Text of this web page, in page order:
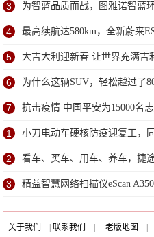
3 为智蓝品质而战，图雅诺智蓝
4 最高续航达580km，全新蔚来
5 大吉大利迎新春 让世界充满吉
动
6 为什么这辆SUV，轻松越过了
7 抗击疫情 中国平安为15000名
1 小刀电动车硬核防疫迎复工，
2 看车、买车、用车、养车，捷
3 精益智慧网络扫描仪eScan
关于我们 联系我们 老版地图